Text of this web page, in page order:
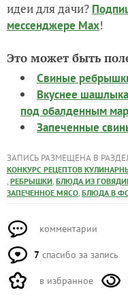
идеи для дачи?
мессенджере Max!
Это может быть
Свиные
Вкуснее
под обалденным
Запеченные
ЗАПИСЬ РАЗМЕЩЕНА В
КОНКУРС РЕЦЕПТОВ
, РЕБРЫШКИ, БЛЮДА ИЗ
ЗАПЕЧЕННОЕ МЯСО, БЛЮДА В
комментарии
7 спасибо за запись
в избранное